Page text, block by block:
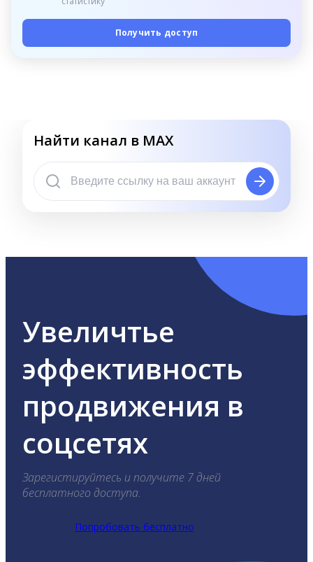
Получить доступ
Найти канал в MAX
Увеличтье
эффективность
продвижения в
соцсетях
Зарегистируйтесь и получите 7 дней
бесплатного доступа.
Попробовать бесплатно